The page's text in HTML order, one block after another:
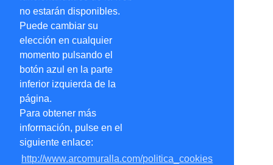
no estarán disponibles.
Puede cambiar su
elección en cualquier
momento pulsando el
botón azul en la parte
inferior izquierda de la
página.
Para obtener más
información, pulse en el
siguiente enlace:
http://www.arcomuralla.com/politica_cookies